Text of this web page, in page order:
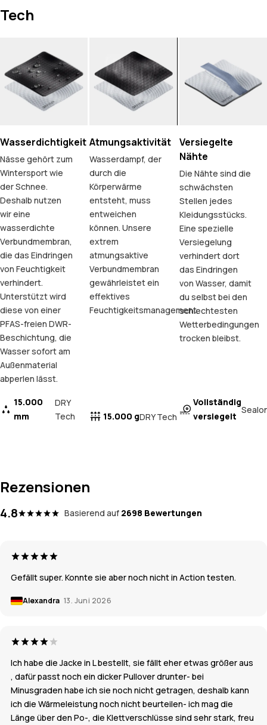
Tech
Wasserdichtigkeit
Nässe gehört zum
Wintersport wie
der Schnee.
Deshalb nutzen
wir eine
wasserdichte
Verbundmembran,
die das Eindringen
von Feuchtigkeit
verhindert.
Unterstützt wird
diese von einer
PFAS-freien DWR-
Beschichtung, die
Wasser sofort am
Außenmaterial
abperlen lässt.
15.000
mm
DRY
Tech
Atmungsaktivität
Wasserdampf, der
durch die
Körperwärme
entsteht, muss
entweichen
können. Unsere
extrem
atmungsaktive
Verbundmembran
gewährleistet ein
effektives
Feuchtigkeitsmanagement.
15.000 gDRY Tech
Versiegelte
Nähte
Die Nähte sind die
schwächsten
Stellen jedes
Kleidungsstücks.
Eine spezielle
Versiegelung
verhindert dort
das Eindringen
von Wasser, damit
du selbst bei den
schlechtesten
Wetterbedingungen
trocken bleibst.
Vollständig
versiegelt
Rezensionen
4.8 Basierend auf 2698 Bewertungen
Gefällt super. Konnte sie aber noch nicht in Action testen.
Alexandra 13. Juni 2026
Ich habe die Jacke in L bestellt, sie fällt eher etwas größer aus
, dafür passt noch ein dicker Pullover drunter- bei
Minusgraden habe ich sie noch nicht getragen, deshalb kann
ich die Wärmeleistung noch nicht beurteilen- ich mag die
Länge über den Po-, die Klettverschlüsse sind sehr stark, freu